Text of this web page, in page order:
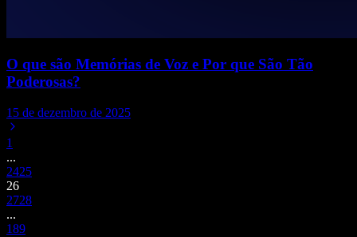
O que são Memórias de Voz e Por que São Tão
Poderosas?
15 de dezembro de 2025
1
...
2425
26
2728
...
189